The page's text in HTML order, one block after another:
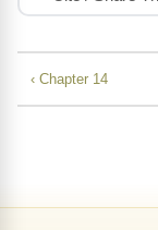
‹ Chapter 14